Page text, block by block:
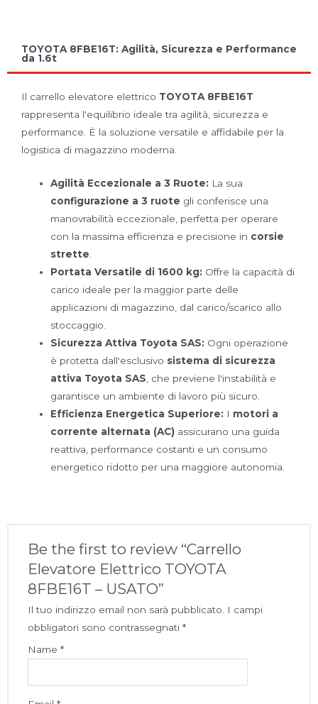
TOYOTA 8FBE16T: Agilità, Sicurezza e Performance
da 1.6t
Il carrello elevatore elettrico TOYOTA 8FBE16T
rappresenta l'equilibrio ideale tra agilità, sicurezza e
performance. È la soluzione versatile e affidabile per la
logistica di magazzino moderna.
Agilità Eccezionale a 3 Ruote: La sua
configurazione a 3 ruote gli conferisce una
manovrabilità eccezionale, perfetta per operare
con la massima efficienza e precisione in corsie
strette
Portata Versatile di 1600 kg: Offre la capacità di
carico ideale per la maggior parte delle
applicazioni di magazzino, dal carico/scarico allo
stoccaggio.
Sicurezza Attiva Toyota SAS: Ogni operazione
è protetta dall'esclusivo sistema di sicurezza
attiva Toyota SAS , che previene l'instabilità e
garantisce un ambiente di lavoro più sicuro.
Efficienza Energetica Superiore: I motori a
corrente alternata (AC) assicurano una guida
reattiva, performance costanti e un consumo
energetico ridotto per una maggiore autonomia.
Be the first to review “Carrello
Elevatore Elettrico TOYOTA
8FBE16T – USATO”
Il tuo indirizzo email non sarà pubblicato.
I campi
obbligatori sono contrassegnati*
Name*